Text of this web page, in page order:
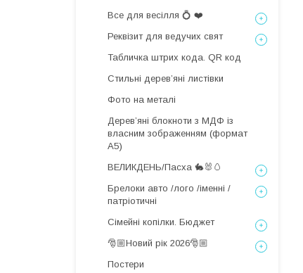
Все для весілля 💍 ❤️
Реквізит для ведучих свят
Табличка штрих кода. QR код
Стильні деревʼяні листівки
Фото на металі
Дерев’яні блокноти з МДФ із
власним зображенням (формат
А5)
ВЕЛИКДЕНЬ/Пасха 🐇🐰🥚
Брелоки авто /лого /іменні /
патріотичні
Сімейні копілки. Бюджет
🎅🏼Новий рік 2026🎅🏼
Постери